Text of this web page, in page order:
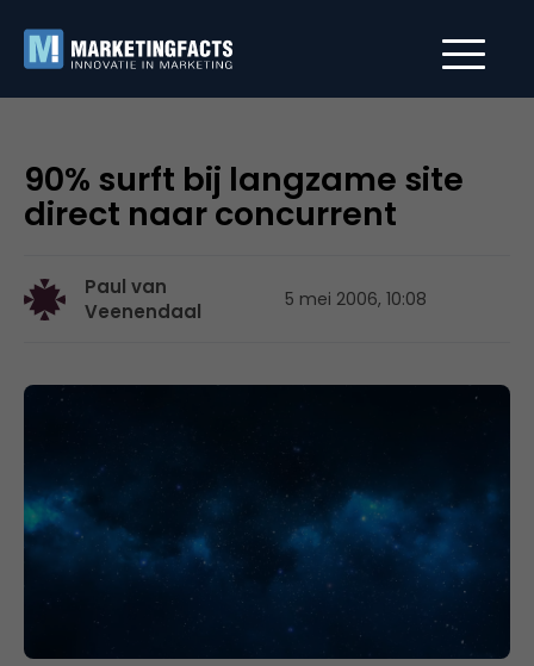
90% surft bij langzame site
direct naar concurrent
Paul van
Veenendaal
5 mei 2006, 10:08